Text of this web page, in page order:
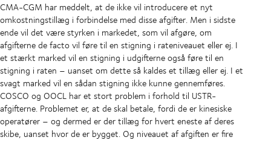
CMA-CGM har meddelt, at de ikke vil introducere et nyt
omkostningstillæg i forbindelse med disse afgifter. Men i sidste
ende vil det være styrken i markedet, som vil afgøre, om
afgifterne de facto vil føre til en stigning i rateniveauet eller ej. I
et stærkt marked vil en stigning i udgifterne også føre til en
stigning i raten – uanset om dette så kaldes et tillæg eller ej. I et
svagt marked vil en sådan stigning ikke kunne gennemføres.
COSCO og OOCL har et stort problem i forhold til USTR-
afgifterne. Problemet er, at de skal betale, fordi de er kinesiske
operatører – og dermed er der tillæg for hvert eneste af deres
skibe, uanset hvor de er bygget. Og niveauet af afgiften er fire